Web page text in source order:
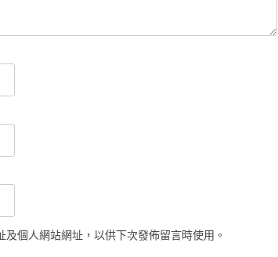
個人網站網址，以供下次發佈留言時使用。